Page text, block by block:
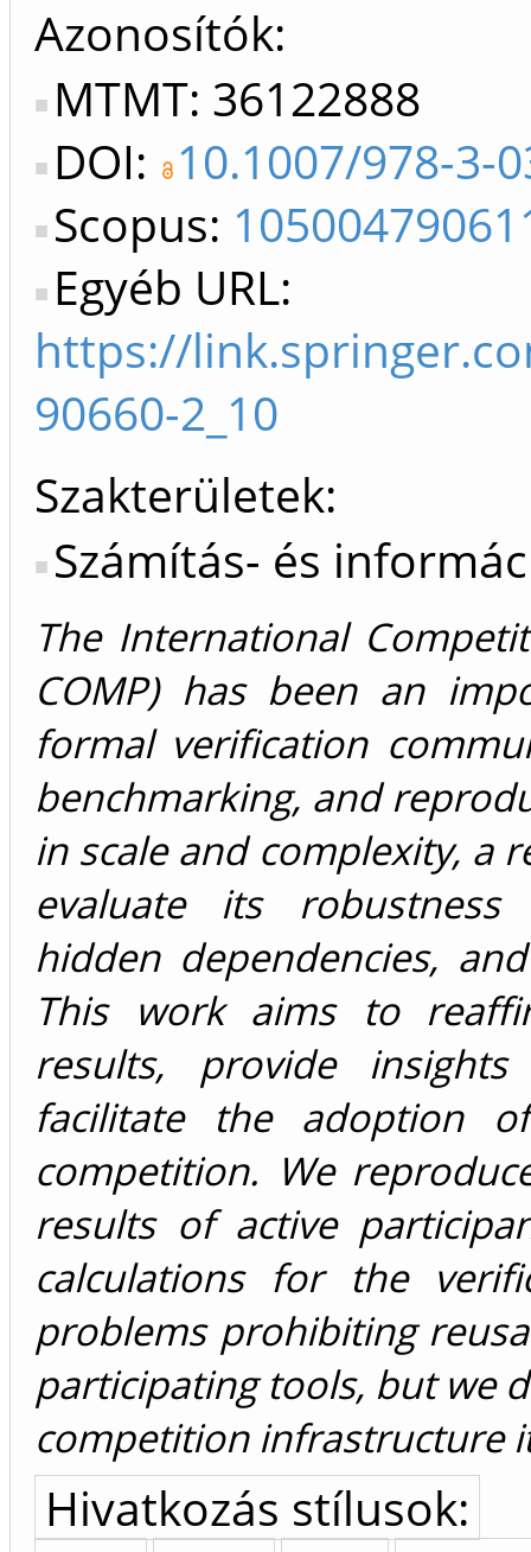
Azonosítók
MTMT: 36122888
DOI: 10.1007/978-3-
Scopus:
Egyéb URL:
https://
90660-2_10
Szakterületek:
Számítás- és
The International
COMP) has been an
formal verification
benchmarking, and
in scale and complexity, a
evaluate its robustness
hidden dependencies,
This work aims to
results, provide
facilitate the adoption
competition. We
results of active
calculations for the
problems prohibiting
participating tools, but we
competition infrastructure
Hivatkozás stílusok: